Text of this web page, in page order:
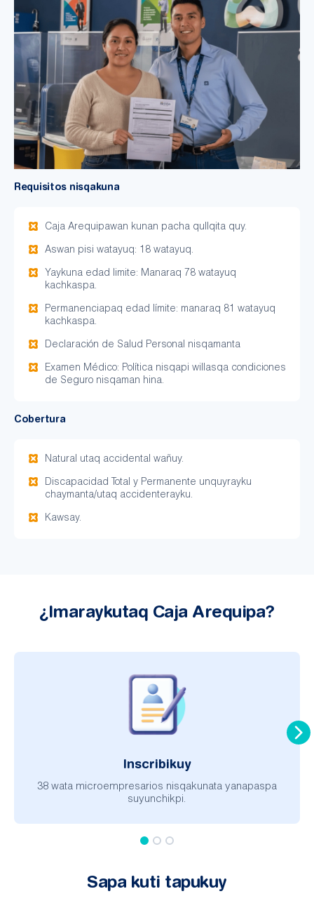
Requisitos nisqakuna
Caja Arequipawan kunan pacha qullqita quy.
Aswan pisi watayuq: 18 watayuq.
Yaykuna edad limite: Manaraq 78 watayuq
kachkaspa.
Permanenciapaq edad límite: manaraq 81 watayuq
kachkaspa.
Declaración de Salud Personal nisqamanta
Examen Médico: Política nisqapi willasqa condiciones
de Seguro nisqaman hina.
Cobertura
Natural utaq accidental wañuy.
Discapacidad Total y Permanente unquyrayku
chaymanta/utaq accidenterayku.
Kawsay.
¿Imaraykutaq Caja Arequipa?
Inscribikuy
38 wata microempresarios nisqakunata yanapaspa
suyunchikpi.
Sapa kuti tapukuy